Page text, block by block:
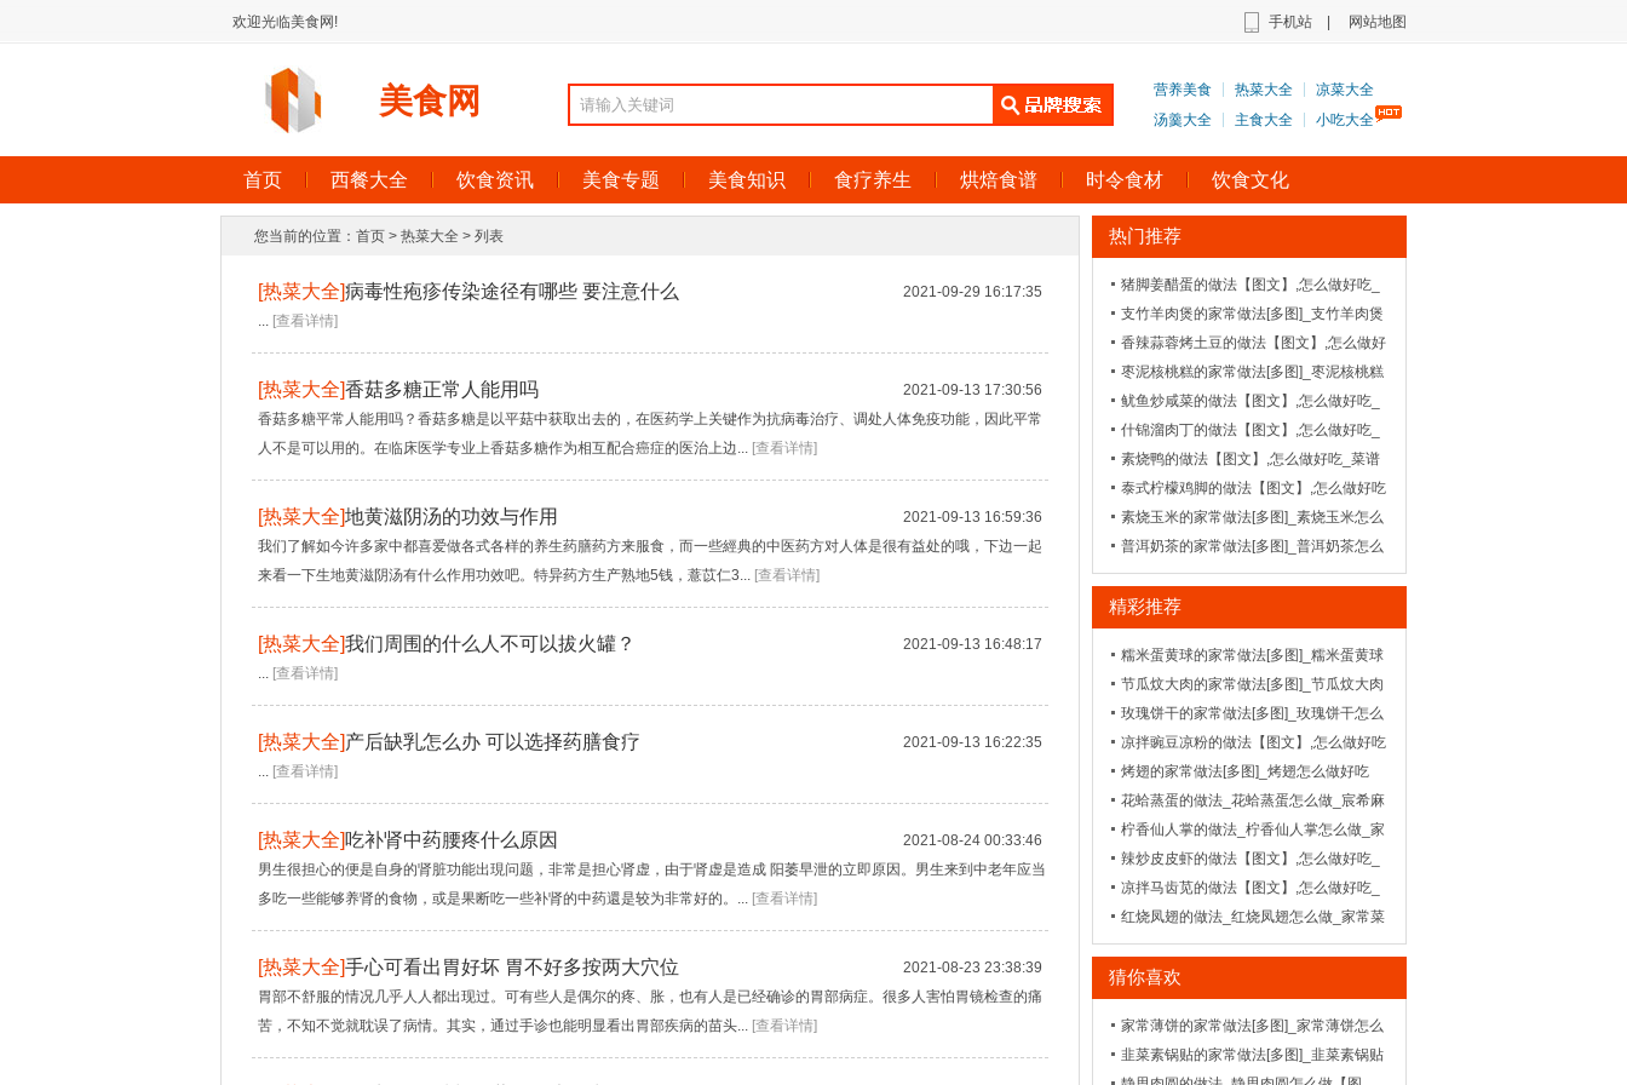
欢迎光临美食网! 手机站 网站地图
美食网 营养美食 热菜大全
凉菜大全
汤羹大全
主食大全 小吃大全
首页 西餐大全 饮食资讯 美食专题 美食知识 食疗养生 烘焙食谱 时令食材 饮食文化
您当前的位置： 首页 > 热菜大全 > 列表
[热菜大全]病毒性疱疹传染途径有哪些 要注意什么
2021-09-29 16:17:35
... [查看详情]
[热菜大全]香菇多糖正常人能用吗
2021-09-13 17:30:56
香菇多糖平常人能用吗？香菇多糖是以平菇中获取出去的，在医药学上关键作为抗病毒治疗、调处人体免疫功能，因此平常
人不是可以用的。在临床医学专业上香菇多糖作为相互配合癌症的医治上边... [查看详情]
[热菜大全]地黄滋阴汤的功效与作用
2021-09-13 16:59:36
我们了解如今许多家中都喜爱做各式各样的养生药膳药方来服食，而一些經典的中医药方对人体是很有益处的哦，下边一起
来看一下生地黄滋阴汤有什么作用功效吧。特异药方生产熟地5钱，薏苡仁3... [查看详情]
[热菜大全]我们周围的什么人不可以拔火罐？
2021-09-13 16:48:17
... [查看详情]
[热菜大全]产后缺乳怎么办 可以选择药膳食疗
2021-09-13 16:22:35
... [查看详情]
[热菜大全] 吃补肾中药腰疼什么原因
2021-08-24 00:33:46
男生很担心的便是自身的肾脏功能出現问题，非常是担心肾虚，由于肾虚是造成 阳萎早泄的立即原因。男生来到中老年应当
多吃一些能够养肾的食物，或是果断吃一些补肾的中药還是较为非常好的。... [查看详情]
[热菜大全]手心可看出胃好坏 胃不好多按两大穴位
2021-08-23 23:38:39
胃部不舒服的情况几乎人人都出现过。可有些人是偶尔的疼、胀，也有人是已经确诊的胃部病症。很多人害怕胃镜检查的痛
苦，不知不觉就耽误了病情。其实，通过手诊也能明显看出胃部疾病的苗头... [查看详情]
热门推荐
猪脚姜醋蛋的做法【图文】,怎么做好吃_
菜谱_天天美食网
支竹羊肉煲的家常做法[多图]_支竹羊肉煲
怎么做好吃
香辣蒜蓉烤土豆的做法【图文】,怎么做好
吃_菜谱_天天美食网
枣泥核桃糕的家常做法[多图]_枣泥核桃糕
怎么做好吃-_面食
鱿鱼炒咸菜的做法【图文】,怎么做好吃_
菜谱_天天美食网
什锦溜肉丁的做法【图文】,怎么做好吃_
菜谱_天天美食网
素烧鸭的做法【图文】,怎么做好吃_菜谱
_天天美食网
泰式柠檬鸡脚的做法【图文】,怎么做好吃
_菜谱_天天美食网
素烧玉米的家常做法[多图]_素烧玉米怎么
做好吃
普洱奶茶的家常做法[多图]_普洱奶茶怎么
做好吃-_鲁菜-
精彩推荐
糯米蛋黄球的家常做法[多图]_糯米蛋黄球
怎么做好吃-_粤菜-
节瓜炆大肉的家常做法[多图]_节瓜炆大肉
怎么做好吃-_湘菜-
玫瑰饼干的家常做法[多图]_玫瑰饼干怎么
做好吃-_饼干
凉拌豌豆凉粉的做法【图文】,怎么做好吃
_菜谱_天天美食网
烤翅的家常做法[多图]_烤翅怎么做好吃
花蛤蒸蛋的做法_花蛤蒸蛋怎么做_宸希麻
麻厨
柠香仙人掌的做法_柠香仙人掌怎么做_家
常菜谱
辣炒皮皮虾的做法【图文】,怎么做好吃_
菜谱_天天美食网
凉拌马齿苋的做法【图文】,怎么做好吃_
菜谱_天天美食网_1
红烧凤翅的做法_红烧凤翅怎么做_家常菜
谱
猜你喜欢
家常薄饼的家常做法[多图]_家常薄饼怎么
做好吃
韭菜素锅贴的家常做法[多图]_韭菜素锅贴